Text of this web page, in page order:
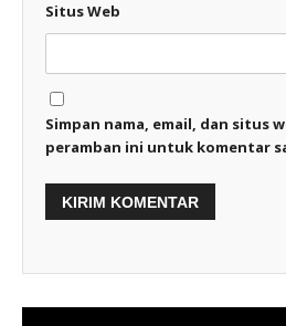
Situs Web
Simpan nama, email, dan situs
peramban ini untuk komentar